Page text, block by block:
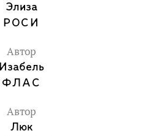
Элиза
РОСИ
Автор
Изабель
ФЛАС
Автор
Люк